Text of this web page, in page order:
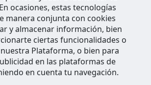
ocasiones, estas tecnologías
manera conjunta con cookies
y almacenar información, bien
ciertas funcionalidades o
Plataforma, o bien para
en las plataformas de
en cuenta tu navegación.